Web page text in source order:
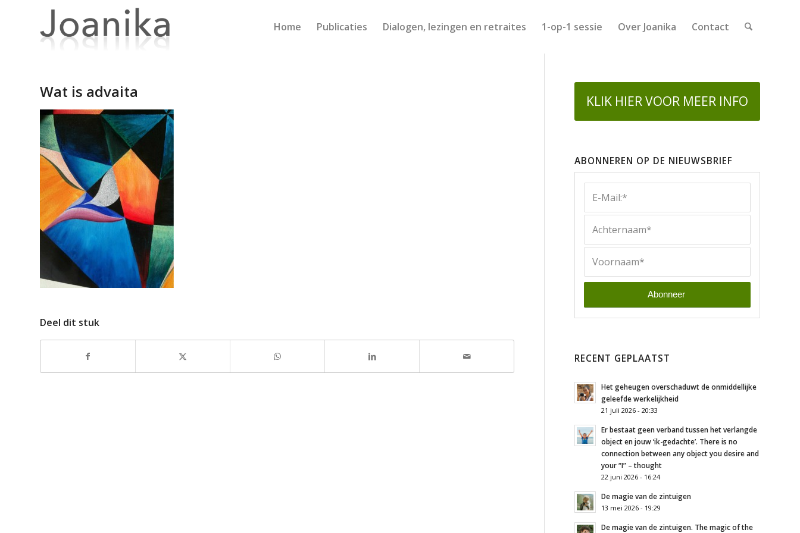
Home Publicaties Dialogen, lezingen en retraites 1-op-1 sessie Over Joanika Contact
Wat is advaita
Deel dit stuk
KLIK HIER VOOR MEER INFO
ABONNEREN OP DE NIEUWSBRIEF
RECENT GEPLAATST
Het geheugen overschaduwt de onmiddellijke
geleefde werkelijkheid
21 juli 2026 - 20:33
Er bestaat geen verband tussen het verlangde
object en jouw ‘ik-gedachte’. There is no
connection between any object you desire and
your “I” – thought
22 juni 2026 - 16:24
De magie van de zintuigen
13 mei 2026 - 19:29
De magie van de zintuigen. The magic of the